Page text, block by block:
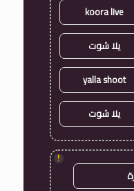
koora live
يلا شوت
yalla shoot
يلا شوت
!